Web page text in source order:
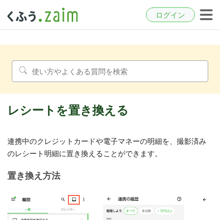
ログイン
レシートを置き換える
連携中のクレジットカードや電子マネーの明細を、撮影済み
のレシート明細に置き換えることができます。
置き換え方法